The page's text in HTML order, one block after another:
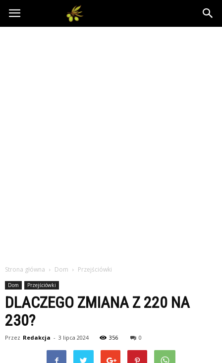
Oliwkowo.pl
Strona główna Dom Przejściówki
Dom Przejściówki
DLACZEGO ZMIANA Z 220 NA
230?
Przez Redakcja - 3 lipca 2024 356 0